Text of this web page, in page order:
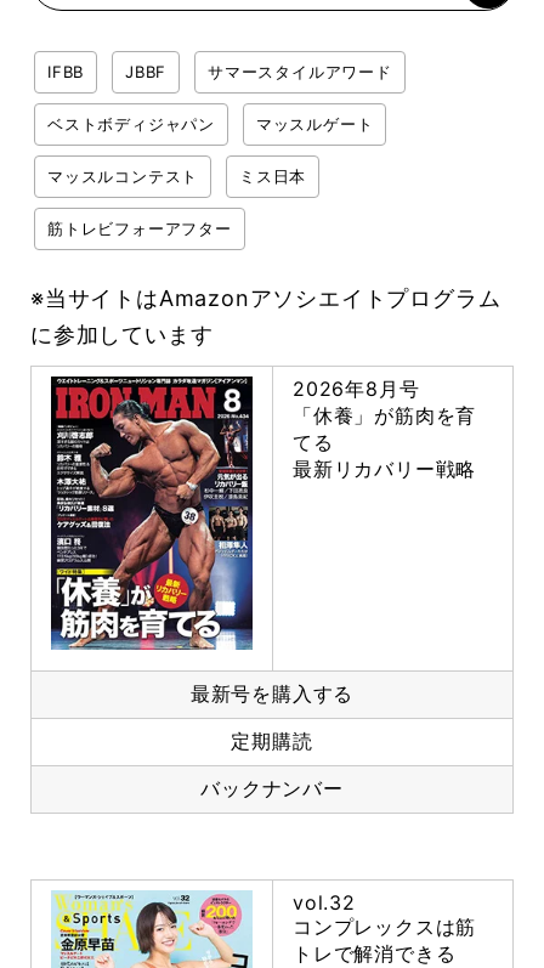
IFBB JBBF サマースタイルアワード
ベストボディジャパン マッスルゲート
マッスルコンテスト ミス日本
筋トレビフォーアフター
※当サイトはAmazonアソシエイトプログラム
に参加しています
2026年8月号
「休養」が筋肉を育
てる
最新リカバリー戦略
最新号を購入する
定期購読
バックナンバー
vol.32
コンプレックスは筋
トレで解消できる